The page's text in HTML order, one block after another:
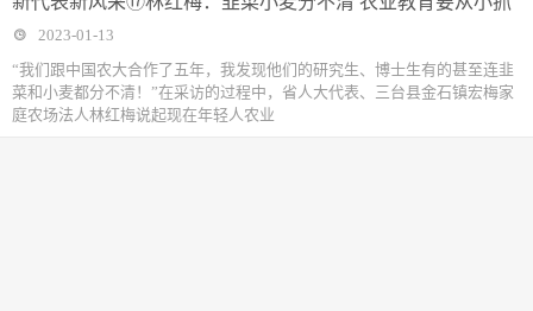
2023-01-13
“我们跟中国农大合作了五年，我发现他们的研究生、博士生有的甚至连韭
菜和小麦都分不清！”在采访的过程中，省人大代表、三台县金石镇宏梅家
庭农场法人林红梅说起现在年轻人农业